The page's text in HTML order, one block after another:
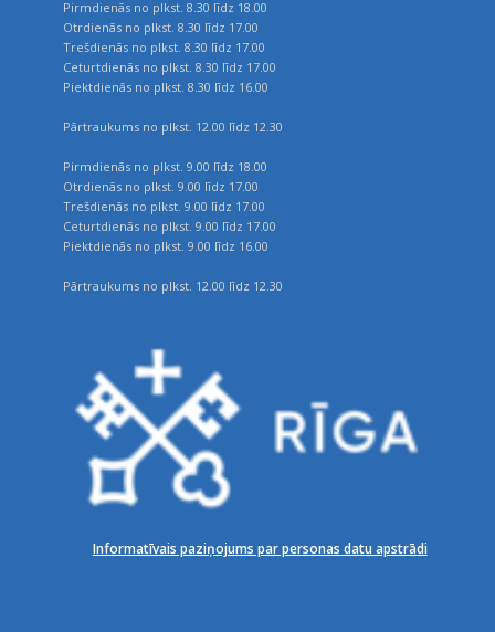
Pirmdienās no plkst. 8.30 līdz 18.00
Otrdienās no plkst. 8.30 līdz 17.00
Trešdienās no plkst. 8.30 līdz 17.00
Ceturtdienās no plkst. 8.30 līdz 17.00
Piektdienās no plkst. 8.30 līdz 16.00
Pārtraukums no plkst. 12.00 līdz 12.30
Pirmdienās no plkst. 9.00 līdz 18.00
Otrdienās no plkst. 9.00 līdz 17.00
Trešdienās no plkst. 9.00 līdz 17.00
Ceturtdienās no plkst. 9.00 līdz 17.00
Piektdienās no plkst. 9.00 līdz 16.00
Pārtraukums no plkst. 12.00 līdz 12.30
Informatīvais paziņojums par personas datu apstrādi